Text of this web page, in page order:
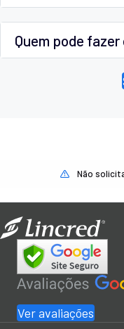
Quem pode
Não
Ver avaliações